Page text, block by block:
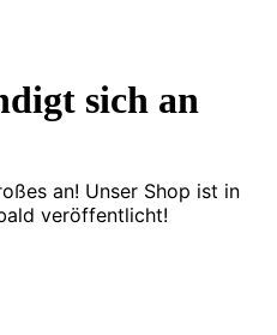
sich an
an! Unser Shop ist in
veröffentlicht!